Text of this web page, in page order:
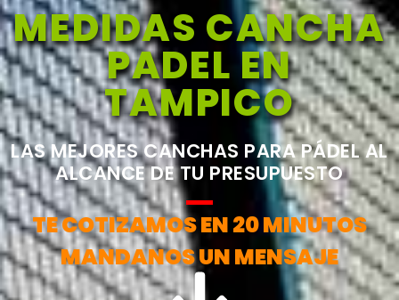
MEDIDAS CANCHA
PADEL EN
TAMPICO
LAS MEJORES CANCHAS PARA PÁDEL AL
ALCANCE DE TU PRESUPUESTO
TE COTIZAMOS EN 20 MINUTOS
MANDANOS UN MENSAJE